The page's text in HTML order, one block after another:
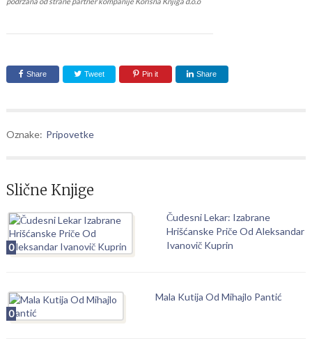
Share Tweet Pin it Share
Oznake: Pripovetke
Slične Knjige
0
Čudesni Lekar: Izabrane
Hrišćanske Priče Od Aleksandar
Ivanovič Kuprin
0
Mala Kutija Od Mihajlo Pantić